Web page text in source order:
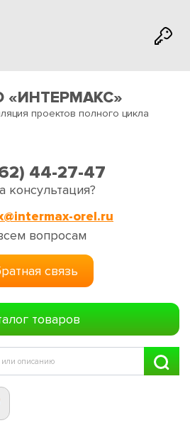
«ИНТЕРМАКС»
проектов полного цикла
44-27-47
консультация?
orel.ru
вопросам
связь
товаров